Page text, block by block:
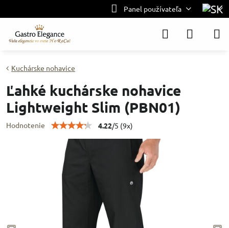
Panel používateľa
Kuchárske nohavice
Ľahké kuchárske nohavice
Lightweight Slim (PBN01)
Hodnotenie 4.22/5 (9x)